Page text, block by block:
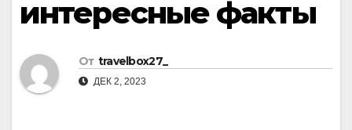
интересные факты
От travelbox27_
ДЕК 2, 2023